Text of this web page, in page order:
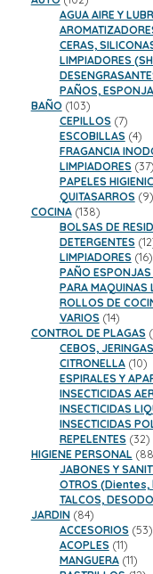
productos
AGUA AIRE Y
CERAS,
LIMPIADORES
PAÑOS,
BAÑO 103103
productos
CEPILLOS 77
ESCOBILLAS 44
FRAGANCIA
LIMPIADORES 37
PAPELES
QUITASARROS 99
COCINA 138138
productos
BOLSAS DE
DETERGENTES 12
LIMPIADORES 1616
PAÑO ESPONJAS
PARA MAQUINAS
ROLLOS DE
VARIOS 1414
CONTROL DE PLAGAS
CEBOS, JERINGAS
CITRONELLA 1010
ESPIRALES Y
INSECTICIDAS
INSECTICIDAS
INSECTICIDAS
REPELENTES 3232
HIGIENE PERSONAL 88
JABONES Y
OTROS
TALCOS,
JARDIN 8484
productos
ACCESORIOS 5353
ACOPLES 1111
MANGUERA 1111